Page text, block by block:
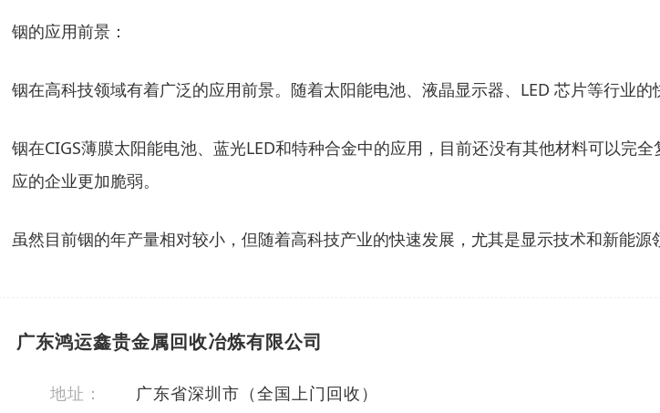
铟的应用前景：
铟在高科技领域有着广泛的应用前景。随着太阳能电池、液晶显示器、LED 芯片等行业的
铟在CIGS薄膜太阳能电池、蓝光LED和特种合金中的应用，目前还没有其他材料可以完
应的企业更加脆弱。
虽然目前铟的年产量相对较小，但随着高科技产业的快速发展，尤其是显示技术和新能源
广东鸿运鑫贵金属回收冶炼有限公司
地址： 广东省深圳市（全国上门回收）